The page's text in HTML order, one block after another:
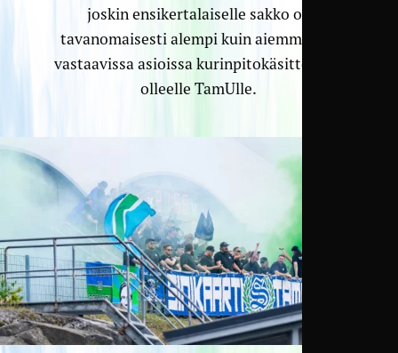
joskin ensikertalaiselle sakko on
tavanomaisesti alempi kuin aiemminkin
vastaavissa asioissa kurinpitokäsittelyssä
olleelle TamUlle.